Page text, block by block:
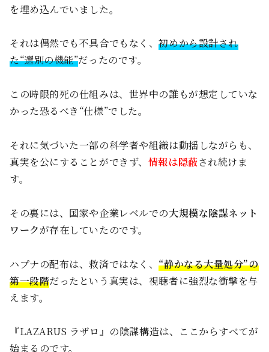
を埋め込んでいました。
それは偶然でも不具合でもなく、初めから設計され
た“選別の機能”だったのです。
この時限的死の仕組みは、世界中の誰もが想定していな
かった恐るべき“仕様”でした。
それに気づいた一部の科学者や組織は動揺しながらも、
真実を公にすることができず、 情報は隠蔽され続けま
す。
その裏には、国家や企業レベルでの大規模な陰謀ネット
ワークが存在していたのです。
ハプナの配布は、救済ではなく、“静かなる大量処分”の
第一段階だったという真実は、視聴者に強烈な衝撃を与
えます。
『LAZARUS ラザロ』の陰謀構造は、ここからすべてが
始まるのです。